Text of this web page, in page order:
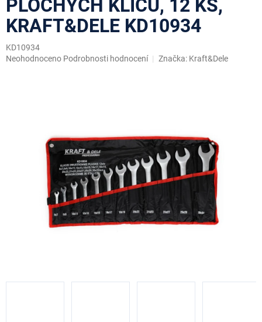
PLOCHÝCH KLÍČŮ, 12 KS,
KRAFT&DELE KD10934
KD10934
Průměrné
Neohodnoceno Podrobnosti hodnocení Značka: Kraft&Dele